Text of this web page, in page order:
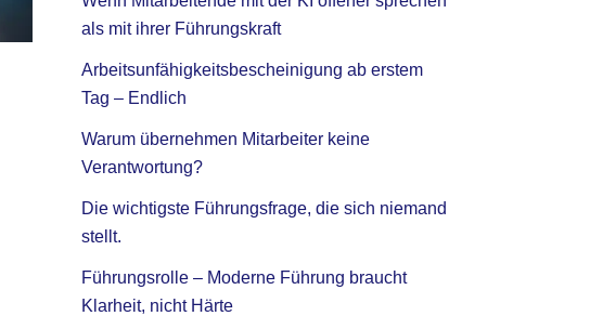
als mit ihrer Führungskraft
Arbeitsunfähigkeitsbescheinigung ab erstem
Tag – Endlich
Warum übernehmen Mitarbeiter keine
Verantwortung?
Die wichtigste Führungsfrage, die sich niemand
stellt.
Führungsrolle – Moderne Führung braucht
Klarheit, nicht Härte